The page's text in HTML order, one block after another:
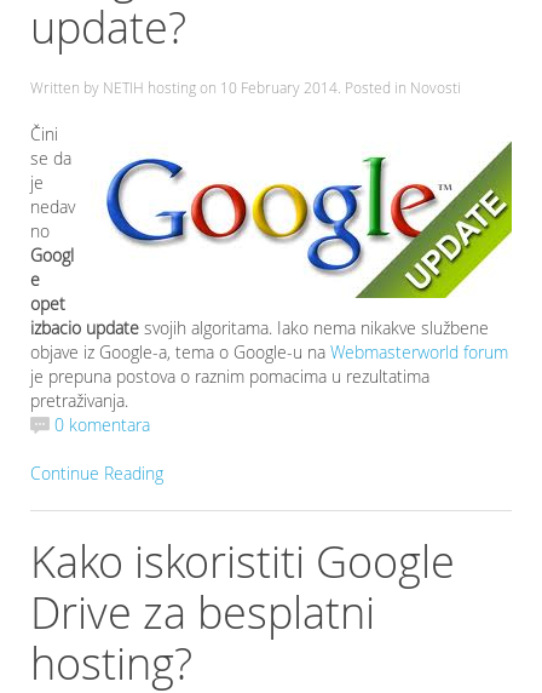
update?
Written by NETIH hosting on 10 February 2014 . Posted in Novosti
Čini
se da
je
nedav
no
Googl
e
opet
izbacio update svojih algoritama. Iako nema nikakve službene
objave iz Google-a, tema o Google-u na Webmasterworld forum
je prepuna postova o raznim pomacima u rezultatima
pretraživanja.
0 komentara
Continue Reading
Kako iskoristiti Google
Drive za besplatni
hosting?